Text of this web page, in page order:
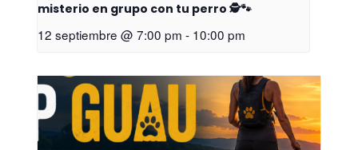
misterio en grupo con tu perro 🕵️🐾
12 septiembre @ 7:00 pm - 10:00 pm